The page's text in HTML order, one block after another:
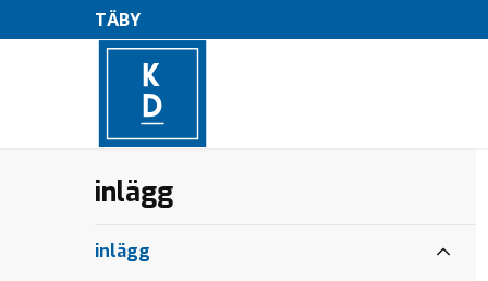
TÄBY
inlägg
inlägg
sjuksköterskor!
ökar
till
att
elever